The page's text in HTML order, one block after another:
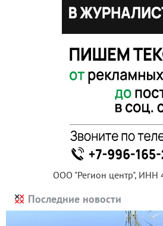
ООО "Регион центр", ИНН
Последние новости